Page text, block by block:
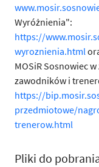
Wyróżnienia":
https://
wyroznienia.html
MOSiR Sosnowiec
zawodników i
https://
przedmiotowe/
trenerow.html
Pliki do